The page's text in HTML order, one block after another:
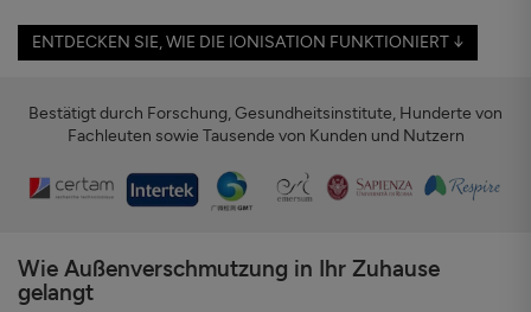
ENTDECKEN SIE, WIE DIE IONISATION FUNKTIONIERT ↓
Bestätigt durch Forschung, Gesundheitsinstitute, Hunderte von
Fachleuten sowie Tausende von Kunden und Nutzern
Wie Außenverschmutzung in Ihr Zuhause
gelangt